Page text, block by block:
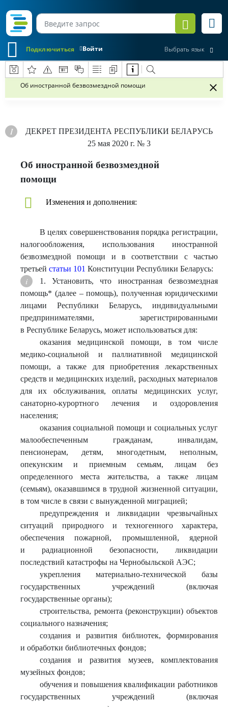
Войти
Подключиться Выбрать язык
Об иностранной безвозмездной помощи
ДЕКРЕТ ПРЕЗИДЕНТА РЕСПУБЛИКИ БЕЛАРУСЬ
25 мая 2020 г. № 3
Об иностранной безвозмездной
помощи
Изменения и дополнения:
В целях совершенствования порядка регистрации,
налогообложения, использования иностранной
безвозмездной помощи и в соответствии с частью
третьей статьи 101 Конституции Республики Беларусь:
1. Установить, что иностранная безвозмездная
помощь* (далее – помощь), полученная юридическими
лицами Республики Беларусь, индивидуальными
предпринимателями, зарегистрированными
в Республике Беларусь, может использоваться для:
оказания медицинской помощи, в том числе
медико-социальной и паллиативной медицинской
помощи, а также для приобретения лекарственных
средств и медицинских изделий, расходных материалов
для их обслуживания, оплаты медицинских услуг,
санаторно-курортного лечения и оздоровления
населения;
оказания социальной помощи и социальных услуг
малообеспеченным гражданам, инвалидам,
пенсионерам, детям, многодетным, неполным,
опекунским и приемным семьям, лицам без
определенного места жительства, а также лицам
(семьям), оказавшимся в трудной жизненной ситуации,
в том числе в связи с вынужденной миграцией;
предупреждения и ликвидации чрезвычайных
ситуаций природного и техногенного характера,
обеспечения пожарной, промышленной, ядерной
и радиационной безопасности, ликвидации
последствий катастрофы на Чернобыльской АЭС;
укрепления материально-технической базы
государственных учреждений (включая
государственные органы);
строительства, ремонта (реконструкции) объектов
социального назначения;
создания и развития библиотек, формирования
и обработки библиотечных фондов;
создания и развития музеев, комплектования
музейных фондов;
обучения и повышения квалификации работников
государственных учреждений (включая